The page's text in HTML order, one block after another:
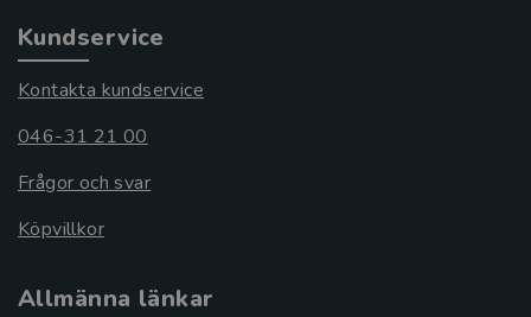
Kundservice
Kontakta kundservice
046-31 21 00
Frågor och svar
Köpvillkor
Allmänna länkar